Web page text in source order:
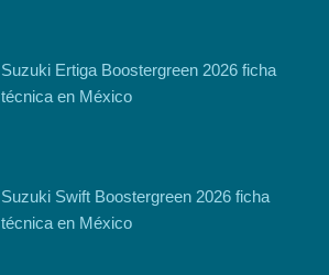
Suzuki Ertiga Boostergreen 2026 ficha
técnica en México
Suzuki Swift Boostergreen 2026 ficha
técnica en México